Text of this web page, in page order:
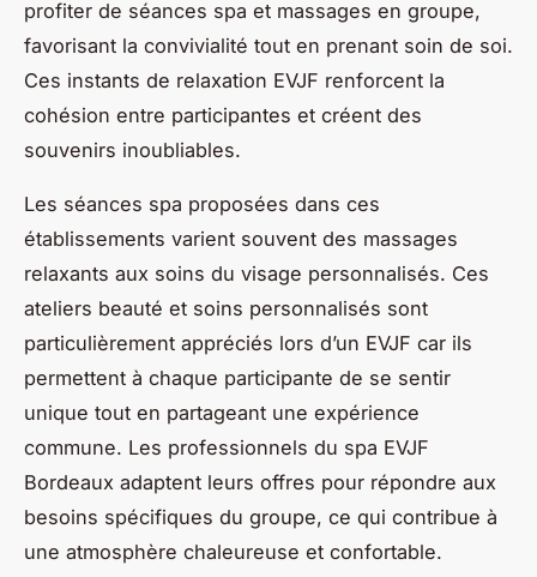
profiter de séances spa et massages en groupe,
favorisant la convivialité tout en prenant soin de soi.
Ces instants de relaxation EVJF renforcent la
cohésion entre participantes et créent des
souvenirs inoubliables.
Les séances spa proposées dans ces
établissements varient souvent des massages
relaxants aux soins du visage personnalisés. Ces
ateliers beauté et soins personnalisés sont
particulièrement appréciés lors d’un EVJF car ils
permettent à chaque participante de se sentir
unique tout en partageant une expérience
commune. Les professionnels du spa EVJF
Bordeaux adaptent leurs offres pour répondre aux
besoins spécifiques du groupe, ce qui contribue à
une atmosphère chaleureuse et confortable.